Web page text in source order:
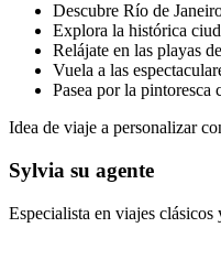
Descubre Río de
Explora la histórica
Relájate en las playas
Vuela a las
Pasea por la pintoresca
Idea de viaje a personalizar
Sylvia su agente
Especialista en viajes